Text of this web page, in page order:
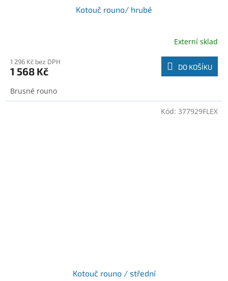
Kotouč rouno/ hrubé
Externí sklad
1 296 Kč bez DPH
1 568 Kč DO KOŠÍKU
Brusné rouno
Kotouč rouno / střední
Kód: 377929FLEX